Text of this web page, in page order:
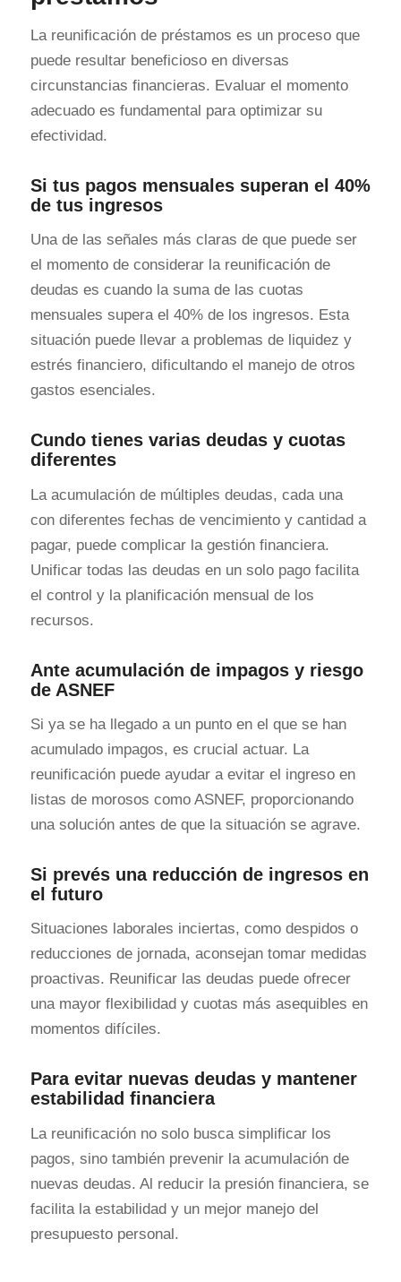
La reunificación de préstamos es un proceso que
puede resultar beneficioso en diversas
circunstancias financieras. Evaluar el momento
adecuado es fundamental para optimizar su
efectividad.
Si tus pagos mensuales superan el 40%
de tus ingresos
Una de las señales más claras de que puede ser
el momento de considerar la reunificación de
deudas es cuando la suma de las cuotas
mensuales supera el 40% de los ingresos. Esta
situación puede llevar a problemas de liquidez y
estrés financiero, dificultando el manejo de otros
gastos esenciales.
Cundo tienes varias deudas y cuotas
diferentes
La acumulación de múltiples deudas, cada una
con diferentes fechas de vencimiento y cantidad a
pagar, puede complicar la gestión financiera.
Unificar todas las deudas en un solo pago facilita
el control y la planificación mensual de los
recursos.
Ante acumulación de impagos y riesgo
de ASNEF
Si ya se ha llegado a un punto en el que se han
acumulado impagos, es crucial actuar. La
reunificación puede ayudar a evitar el ingreso en
listas de morosos como ASNEF, proporcionando
una solución antes de que la situación se agrave.
Si prevés una reducción de ingresos en
el futuro
Situaciones laborales inciertas, como despidos o
reducciones de jornada, aconsejan tomar medidas
proactivas. Reunificar las deudas puede ofrecer
una mayor flexibilidad y cuotas más asequibles en
momentos difíciles.
Para evitar nuevas deudas y mantener
estabilidad financiera
La reunificación no solo busca simplificar los
pagos, sino también prevenir la acumulación de
nuevas deudas. Al reducir la presión financiera, se
facilita la estabilidad y un mejor manejo del
presupuesto personal.